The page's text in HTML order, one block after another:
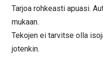
Tarjoa rohkeasti apuasi.
mukaan.
Tekojen ei tarvitse olla
jotenkin.